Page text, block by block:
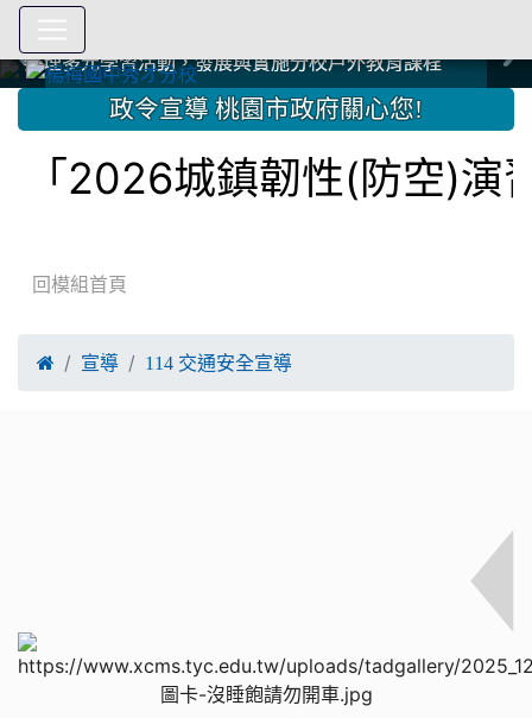
中國信託商業銀行 2023.04.22 愛傳球計畫
中國信託商業銀行 2023.04.22 愛傳球計畫
辦理多元學習活動，發展與實施分校戶外教育課程
辦理多元學習活動，發展與實施分校戶外教育課程
爭取社會資源，傳愛與溫暖：2024.3.19 桃園市家長會與桃
園女子美容商業童也工會義剪活動
爭取社會資源，傳愛與溫暖：2024.3.19 桃園市家長會與桃
園女子美容商業童也工會義剪活動
112學年度畢業學生與師長合照
112學年度畢業學生與師長合照
辦理多元學習活動，發展與實施分校戶外教育課程
辦理多元學習活動，發展與實施分校戶外教育課程
爭取社會資源，傳愛與溫暖：110.12.22 國際獅子會與本校
師生歲末感恩活動
爭取社會資源，傳愛與溫暖：110.12.22 國際獅子會與本校
師生歲末感恩活動
爭取社會資源，傳愛與溫暖：110.12.22 國際獅子會贈送本
校學生耶誕禮物
爭取社會資源，傳愛與溫暖：110.12.22 國際獅子會贈送本
校學生耶誕禮物
112.9.27參觀客家博覽會
112.9.27參觀客家博覽會
2023.12.27 國際獅子會贈送本校學生耶誕禮物
2023.12.27 國際獅子會贈送本校學生耶誕禮物
2023.12.27 國際獅子會贊助本校學生獎助學金
2023.12.27 國際獅子會贊助本校學生獎助學金
2023.12.27 聖誕感恩歌謠競賽；本校師生與國際獅子會獅
兄、師姐同樂
2023.12.27 聖誕感恩歌謠競賽；本校師生與國際獅子會獅
兄、師姐同樂
建置優質學習空間；合作互惠，建立良善公共關係
建置優質學習空間；合作互惠，建立良善公共關係
::: 政令宣導 桃園市政府關心您!
2026城鎮韌性(防空)演
回模組首頁
 宣導 114 交通安全宣導